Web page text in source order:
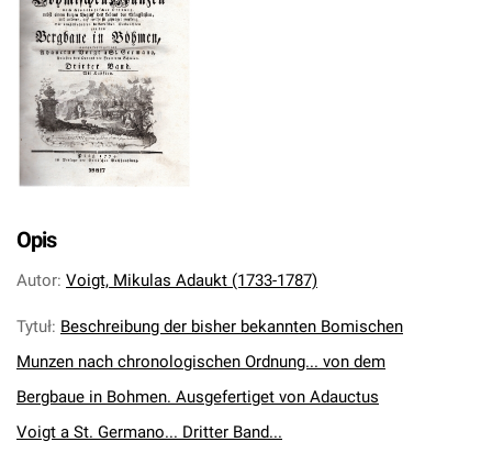
Opis
Autor: Voigt, Mikulas Adaukt (1733-1787)
Tytuł: Beschreibung der bisher bekannten Bomischen
Munzen nach chronologischen Ordnung... von dem
Bergbaue in Bohmen. Ausgefertiget von Adauctus
Voigt a St. Germano... Dritter Band...